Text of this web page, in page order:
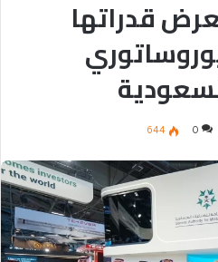
قدراتها
0
644